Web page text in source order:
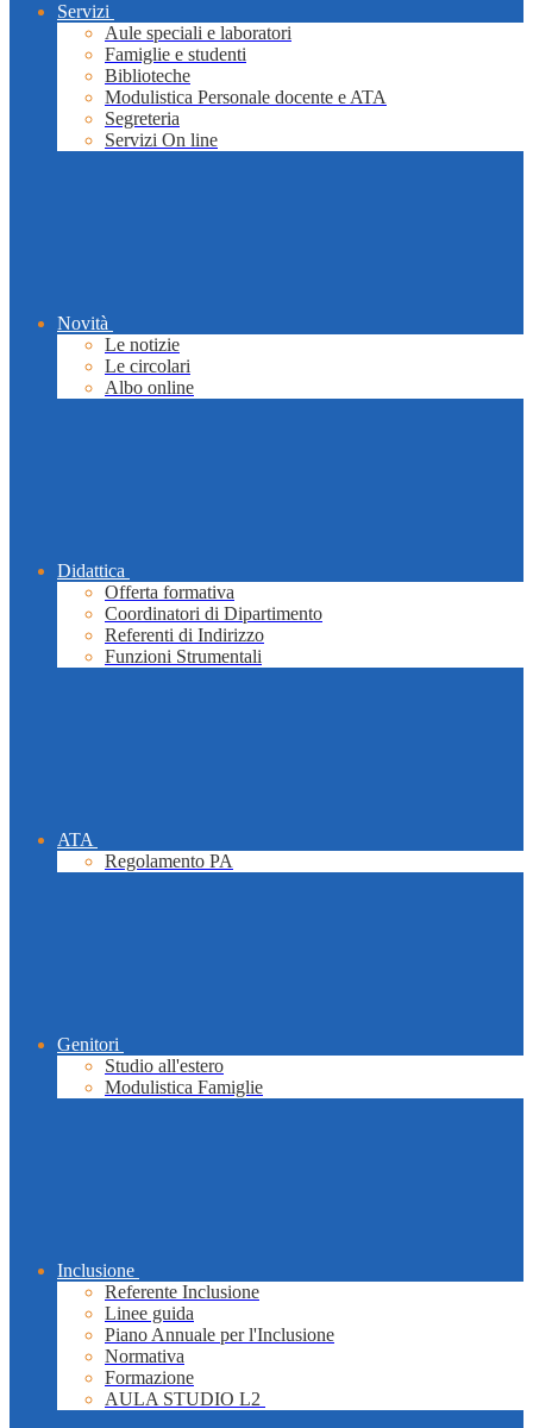
Servizi
Aule speciali e laboratori
Famiglie e studenti
Biblioteche
Modulistica Personale docente e ATA
Segreteria
Servizi On line
Novità
Le notizie
Le circolari
Albo online
Didattica
Offerta formativa
Coordinatori di Dipartimento
Referenti di Indirizzo
Funzioni Strumentali
ATA
Regolamento PA
Genitori
Studio all'estero
Modulistica Famiglie
Inclusione
Referente Inclusione
Linee guida
Piano Annuale per l'Inclusione
Normativa
Formazione
AULA STUDIO L2